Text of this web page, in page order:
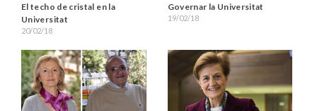
El techo de cristal en la
Universitat
20/02/18
Governar la Universitat
19/02/18